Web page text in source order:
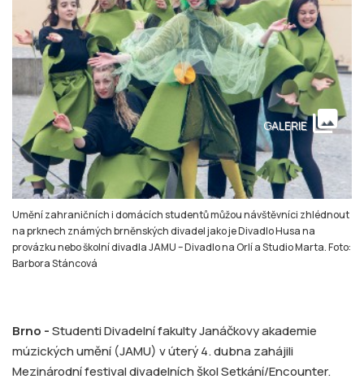
Umění zahraničních i domácích studentů můžou návštěvníci zhlédnout
na prknech známých brněnských divadel jako je Divadlo Husa na
provázku nebo školní divadla JAMU – Divadlo na Orlí a Studio Marta. Foto:
Barbora Stáncová
GALERIE collections
Brno -Studenti Divadelní fakulty Janáčkovy akademie
múzických umění (JAMU) v úterý 4. dubna zahájili
Mezinárodní festival divadelních škol Setkání/Encounter.